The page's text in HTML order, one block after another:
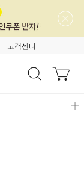
고객센터